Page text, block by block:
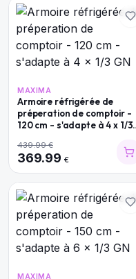
MAXIMA
Armoire réfrigérée de
préperation de comptoir -
120 cm - s'adapte à 4 x 1/3
439.99€
369.99 €
MAXIMA